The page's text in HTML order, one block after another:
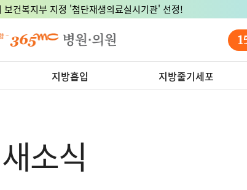
건복지부 지정 '첨단재생의료실시기관' 선정!
지방흡입 지방줄기세포
새소식